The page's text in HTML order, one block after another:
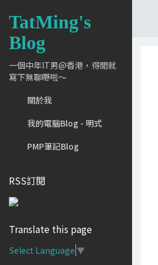
TatMing's
Blog
一個中年IT男@香港，得閒就
寫下無聊嘢啦～
關於我
我的電腦Blog - 明式
PMP筆記Blog
RSS訂閱
Translate this page
Select Language ▼